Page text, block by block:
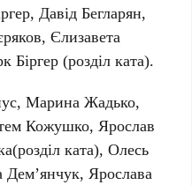
Давід Бегларян,
Єлизавета
Біргер (розділ ката).
Марина Жадько,
Кожушко, Ярослав
ката), Олесь
Демʼянчук, Ярослава